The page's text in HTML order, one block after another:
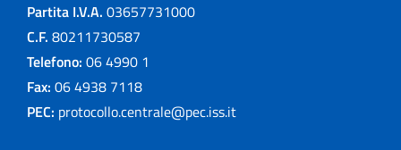
Partita I.V.A. 03657731000
C.F. 80211730587
Telefono: 06 4990 1
Fax: 06 4938 7118
PEC: protocollo.centrale@pec.iss.it